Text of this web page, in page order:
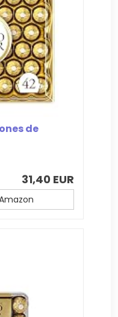
de
31,40 EUR